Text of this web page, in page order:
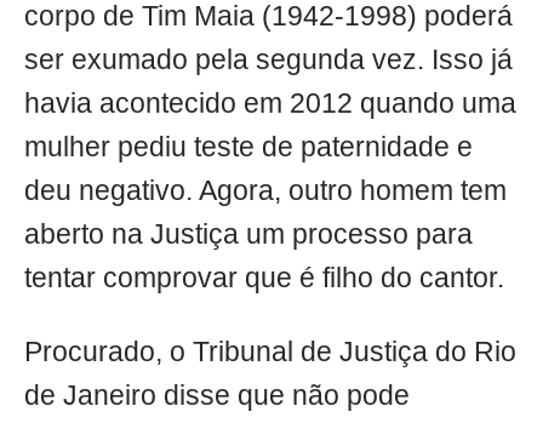
corpo de Tim Maia (1942-1998) poderá
ser exumado pela segunda vez. Isso já
havia acontecido em 2012 quando uma
mulher pediu teste de paternidade e
deu negativo. Agora, outro homem tem
aberto na Justiça um processo para
tentar comprovar que é filho do cantor.
Procurado, o Tribunal de Justiça do Rio
de Janeiro disse que não pode